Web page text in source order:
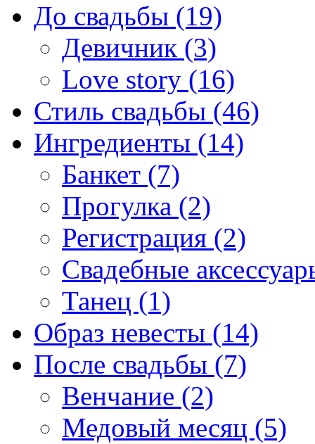
До свадьбы (19)
Девичник (3)
Love story (16)
Стиль свадьбы (46)
Ингредиенты (14)
Банкет (7)
Прогулка (2)
Регистрация (2)
Свадебные
Танец (1)
Образ невесты (14)
После свадьбы (7)
Венчание (2)
Медовый месяц (5)